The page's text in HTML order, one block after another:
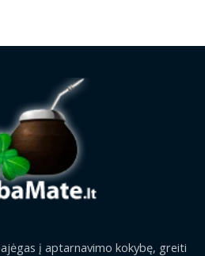
į aptarnavimo kokybę, greiti